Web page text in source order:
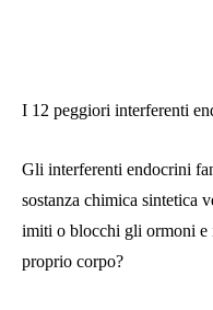
I 12 peggiori interferenti
Gli interferenti endocrini
sostanza chimica sintetica
imiti o blocchi gli ormoni e
proprio corpo?